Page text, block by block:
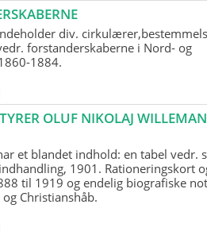
div.
forstanderskaberne i Nord- og
1884.
OLUF NIKOLAJ
et blandet indhold: en tabel vedr.
1901. Rationeringskort
til 1919 og endelig biografiske
Christianshåb.